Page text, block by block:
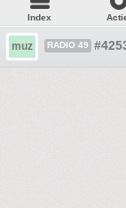
Index
muz RADIO 49